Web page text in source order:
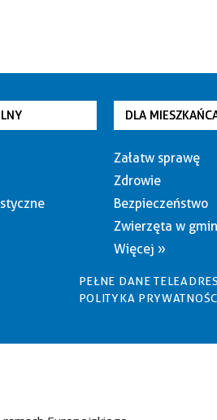
DLA
Załatw sprawę
Zdrowie
Bezpieczeństwo
Zwierzęta w
Więcej »
PEŁNE DANE
POLITYKA